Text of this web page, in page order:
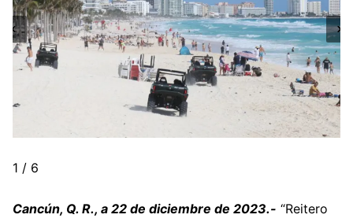
1 / 6
Cancún, Q. R., a 22 de diciembre de 2023.- “Reitero